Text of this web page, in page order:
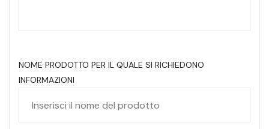
NOME PRODOTTO PER IL QUALE SI RICHIEDONO
INFORMAZIONI